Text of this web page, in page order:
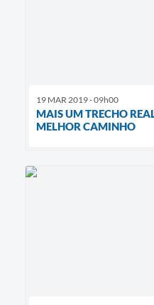
19 MAR 2019 - 09h00
MAIS UM TRECHO
MELHOR CAMINHO